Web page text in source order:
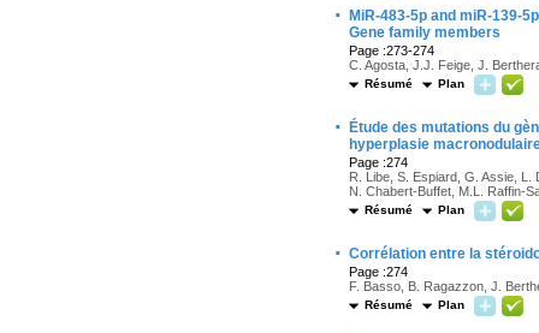
·
MiR-483-5p and miR-139-
Gene family members
Page :273-274
C. Agosta, J.J. Feige, J.
Résumé Plan
·
Étude des mutations du
hyperplasie
Page :274
R. Libe, S. Espiard, G. Assie,
N. Chabert-Buffet, M.L. Raffin-
Résumé Plan
· Corrélation entre la
Page :274
F. Basso, B. Ragazzon, J.
Résumé Plan